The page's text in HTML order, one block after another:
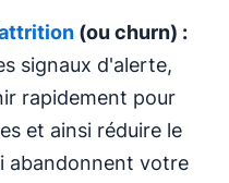
(ou churn) :
signaux d'alerte,
rapidement pour
et ainsi réduire le
abandonnent votre